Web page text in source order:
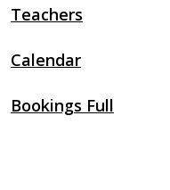
Teachers
Calendar
Bookings Full